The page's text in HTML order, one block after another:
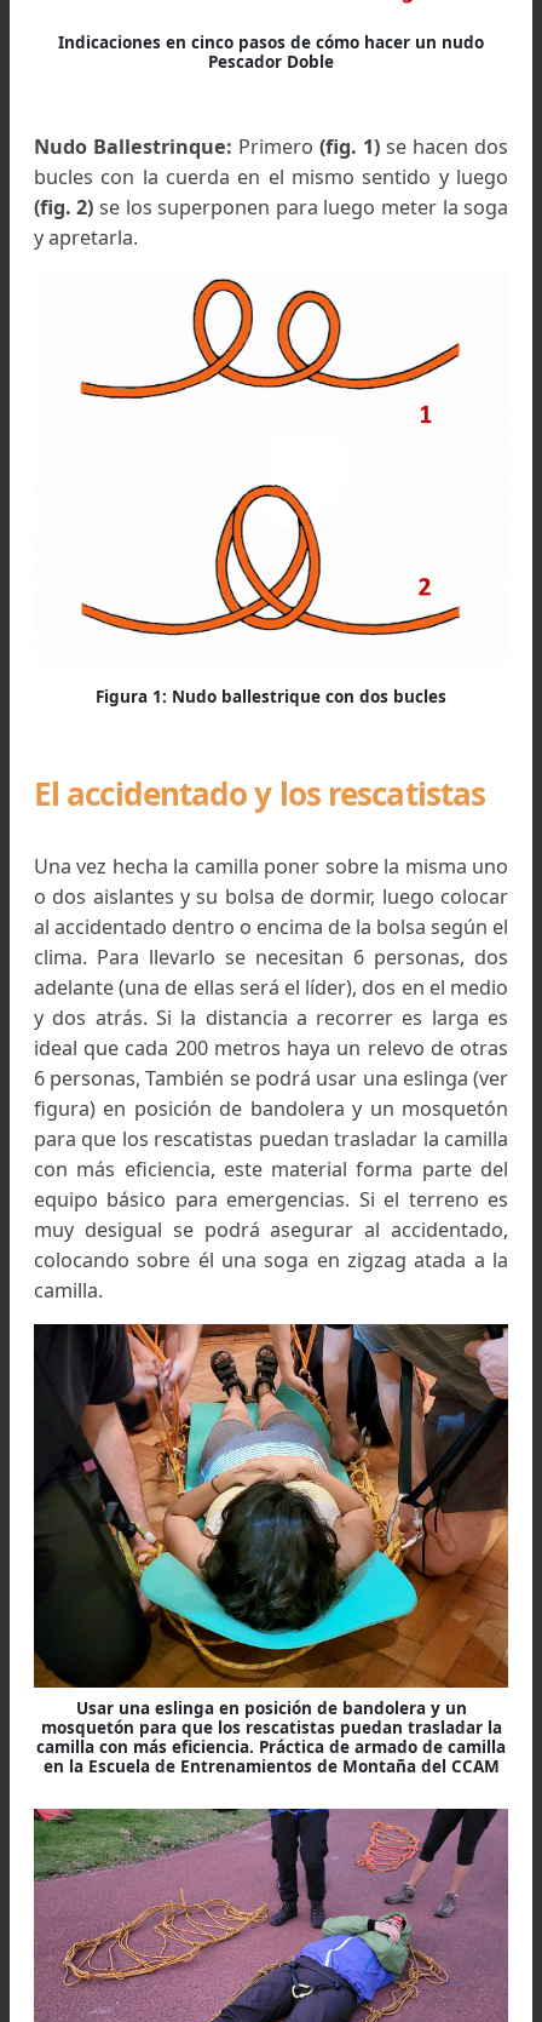
Palermo
nudo simple doble, con cada extremo alrededor
la sección del cordino o cuerda de la parte
Indicaciones en cinco pasos de cómo hacer un nudo
Pescador Doble
Nudo Ballestrinque: Primero(fig. 1) se hacen
bucles con la cuerda en el mismo sentido y
(fig. 2) se los superponen para luego meter la
y apretarla.
Figura 1: Nudo ballestrique con dos bucles
El accidentado y los rescatistas
Una vez hecha la camilla poner sobre la misma
o dos aislantes y su bolsa de dormir, luego
al accidentado dentro o encima de la bolsa